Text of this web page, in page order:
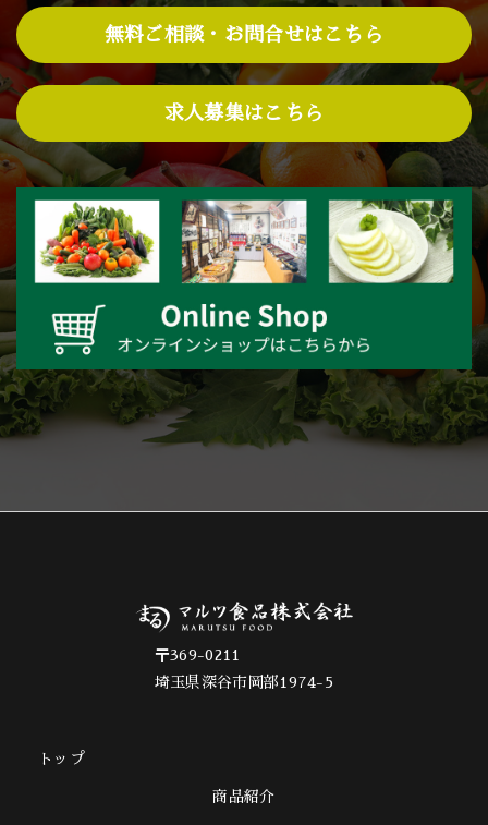
無料ご相談・お問合せはこちら
求人募集はこちら
〒369-0211
埼玉県深谷市岡部1974-5
トップ
商品紹介